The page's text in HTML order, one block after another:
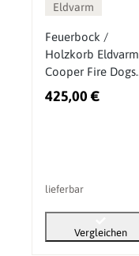
Eldvarm
Feuerbock /
Holzkorb Eldvarm
Cooper Fire Dogs
Small
425,00 €
lieferbar
Vergleichen